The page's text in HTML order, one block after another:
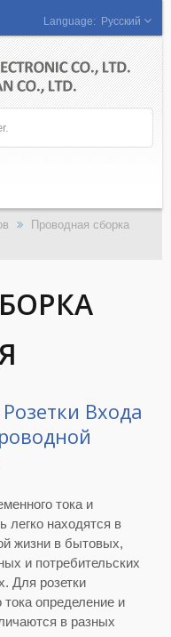
Русский
Проводная сборка
Входа
тока и
легко находятся в
жизни в бытовых,
и потребительских
Для розетки
тока определение и
в разных